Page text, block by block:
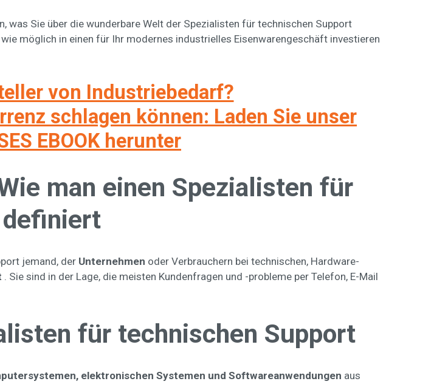
was Sie über die wunderbare Welt der Spezialisten für technischen Support
möglich in einen für Ihr modernes industrielles Eisenwarengeschäft investieren
von Industriebedarf?
schlagen können: Laden Sie unser
EBOOK herunter
man einen Spezialisten für
jemand, der Unternehmen oder Verbrauchern bei technischen, Hardware-
. Sie sind in der Lage, die meisten Kundenfragen und -probleme per Telefon, E-Mail
für technischen Support
elektronischen Systemen und Softwareanwendungen aus